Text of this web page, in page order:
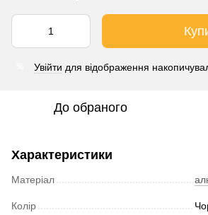
Увійти для відображення
До обраного
Характеристики
Матеріал
Колір